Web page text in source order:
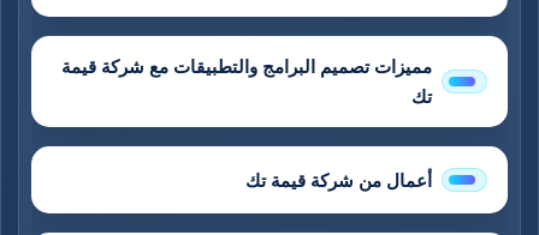
مميزات تصميم البرامج والتطبيقات مع شركة قيمة
تك
أعمال من شركة قيمة تك